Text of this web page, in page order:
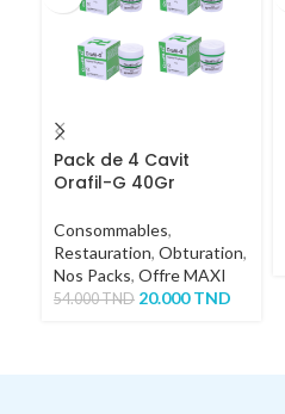
Pack de 4 Cavit
Orafil-G 40Gr
Consommables,
Restauration, Obturation,
Nos Packs, Offre MAXI
54.000TND 20.000TND